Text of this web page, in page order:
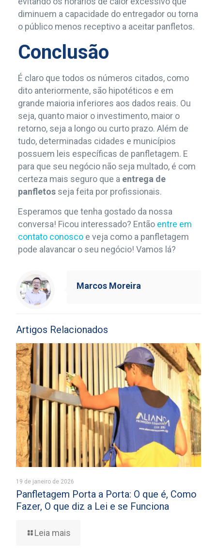
diminuem a capacidade do entregador ou torna
o público menos receptivo a aceitar panfletos.
Conclusão
É claro que todos os números citados, como
dito anteriormente, são hipotéticos e em
grande maioria inferiores aos dados reais. Ou
seja, quanto maior o investimento, maior o
retorno, seja a longo ou curto prazo. Além de
tudo, determinadas cidades e municípios
possuem leis específicas de panfletagem. E
para que seu negócio não seja multado, é com
certeza mais seguro que a entrega de
panfletosseja feita por profissionais.
Esperamos que tenha gostado da nossa
conversa! Ficou interessado? Então entre em
contato conoscoe veja como a panfletagem
pode alavancar o seu negócio! Vamos lá?
Marcos Moreira
Artigos Relacionados
19 de janeiro de 2026
Panfletagem Porta a Porta: O que é, Como
Fazer, O que diz a Lei e se Funciona
Leia mais